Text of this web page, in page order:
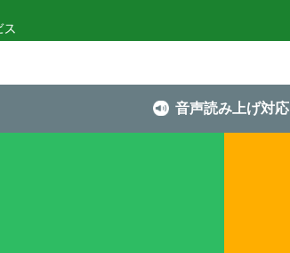
音声読み上げ対応